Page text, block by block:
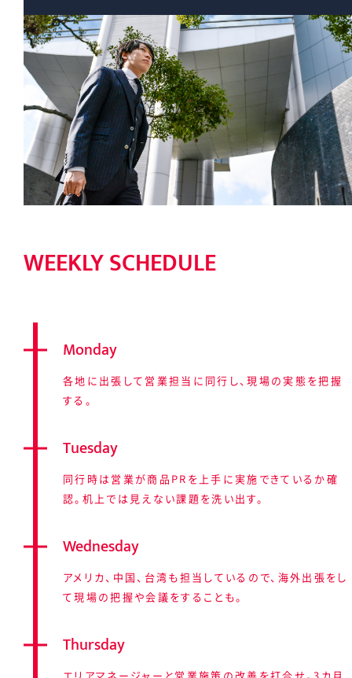
WEEKLY SCHEDULE
Monday
各地に出張して営業担当に同行し、現場の実態を把握
する。
Tuesday
同行時は営業が商品PRを上手に実施できているか確
認。机上では見えない課題を洗い出す。
Wednesday
アメリカ、中国、台湾も担当しているので、海外出張をし
て現場の把握や会議をすることも。
Thursday